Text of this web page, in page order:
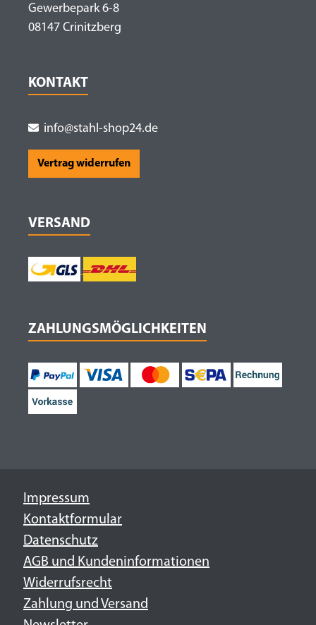
Gewerbepark 6-8
08147 Crinitzberg
KONTAKT
info@stahl-shop24.de
Vertrag widerrufen
VERSAND
ZAHLUNGSMÖGLICHKEITEN
Impressum
Kontaktformular
Datenschutz
AGB und Kundeninformationen
Widerrufsrecht
Zahlung und Versand